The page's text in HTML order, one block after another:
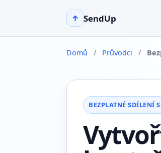
↑ SendUp
Domů / Průvodci /
BEZPLATNÉ SDÍLENÍ